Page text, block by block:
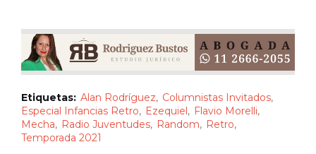
Etiquetas: Alan Rodríguez
Columnistas Invitados
Especial Infancias Retro
Ezequiel
Flavio Morelli
Mecha
Radio Juventudes Random
Retro
Temporada 2021